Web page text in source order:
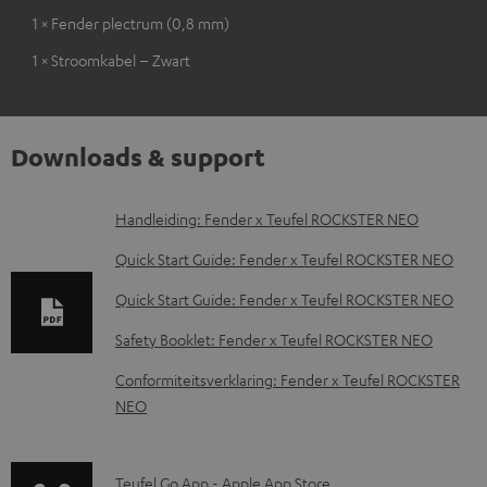
1 × Fender plectrum (0,8 mm)
1 × Stroomkabel – Zwart
Downloads & support
D
o
l
o
a
Handleiding: Fender x Teufel ROCKSTER NEO
Quick Start Guide: Fender x Teufel ROCKSTER NEO
Quick Start Guide: Fender x Teufel ROCKSTER NEO
Safety Booklet: Fender x Teufel ROCKSTER NEO
Conformiteitsverklaring: Fender x Teufel ROCKSTER
NEO
Teufel Go App - Apple App Store